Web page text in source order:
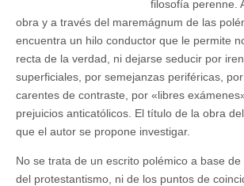
filosofía perenne.
obra y a través del maremágnum de las
encuentra un hilo conductor que le permite
recta de la verdad, ni dejarse seducir por
superficiales, por semejanzas periféricas,
carentes de contraste, por «libres
prejuicios anticatólicos. El título de la obra
que el autor se propone investigar.
No se trata de un escrito polémico a base
del protestantismo, ni de los puntos de